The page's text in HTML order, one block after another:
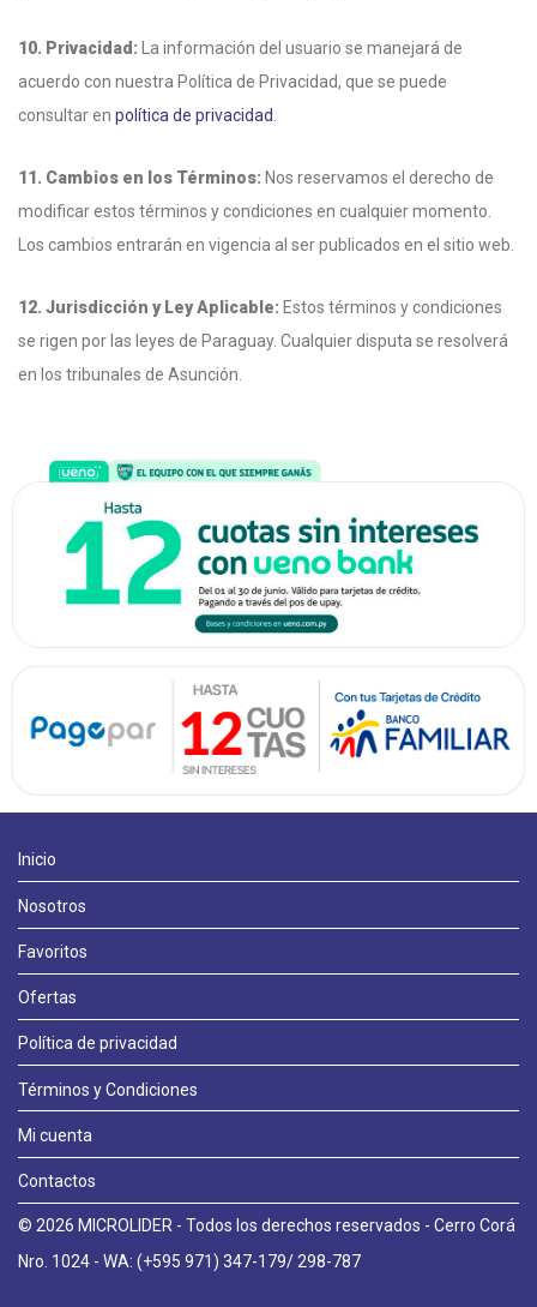
10. Privacidad: La información del usuario se manejará de
acuerdo con nuestra Política de Privacidad, que se puede
consultar en política de privacidad
11. Cambios en los Términos: Nos reservamos el derecho de
modificar estos términos y condiciones en cualquier momento.
Los cambios entrarán en vigencia al ser publicados en el sitio web.
12. Jurisdicción y Ley Aplicable: Estos términos y condiciones
se rigen por las leyes de Paraguay. Cualquier disputa se resolverá
en los tribunales de Asunción.
Inicio
Nosotros
Favoritos
Ofertas
Política de privacidad
Términos y Condiciones
Mi cuenta
Contactos
© 2026 MICROLIDER - Todos los derechos reservados - Cerro Corá
Nro. 1024 - WA: (+595 971) 347-179/ 298-787